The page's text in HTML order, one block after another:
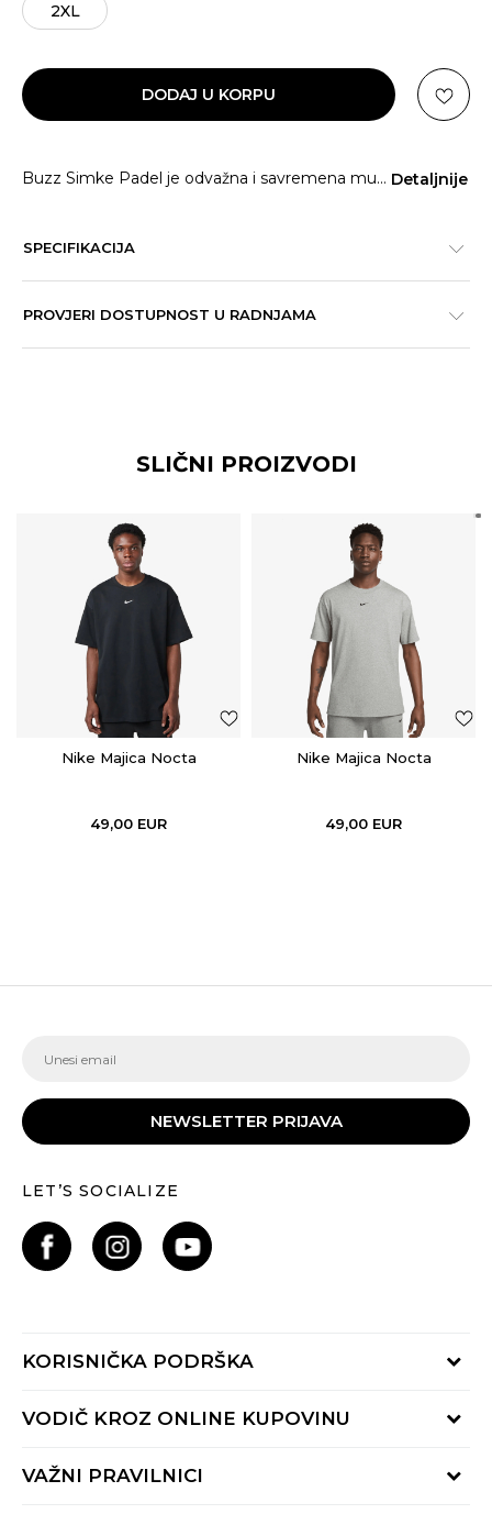
2XL
DODAJ U KORPU
Buzz Simke Padel je odvažna i savremena mu... Detaljnije
SPECIFIKACIJA
PROVJERI DOSTUPNOST U RADNJAMA
SLIČNI PROIZVODI
Nike Majica Nocta
49,00 EUR
Nike Majica Nocta
49,00 EUR
NEWSLETTER PRIJAVA
LET’S SOCIALIZE
KORISNIČKA PODRŠKA
Provjeri status porudžbine
Radno vrijeme 9-16h
VODIČ KROZ ONLINE KUPOVINU
Načini isporuke
VAŽNI PRAVILNICI